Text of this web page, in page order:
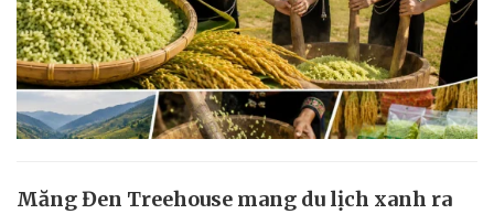
Măng Đen Treehouse mang du lịch xanh ra